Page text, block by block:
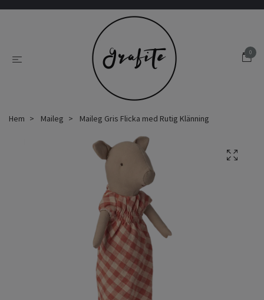
0
Hem Maileg Maileg Gris Flicka med Rutig Klänning